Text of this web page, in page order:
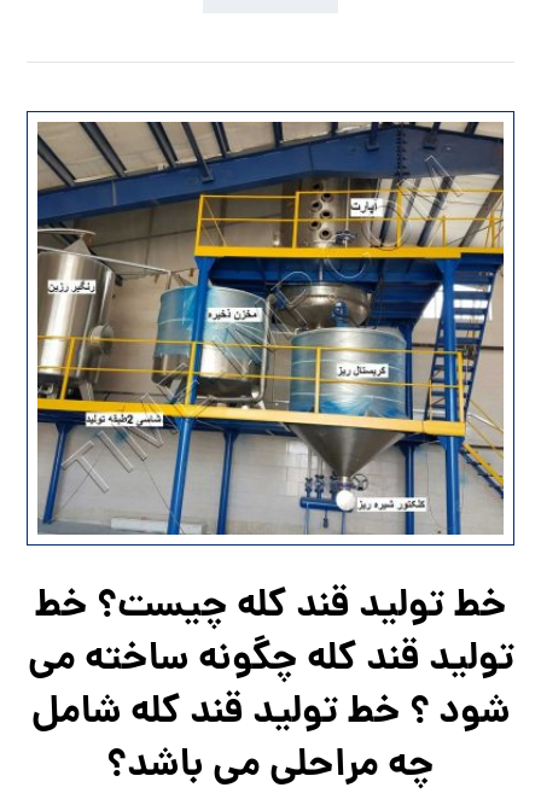
خط تولید قند کله چیست؟ خط
تولید قند کله چگونه ساخته می
شود ؟ خط تولید قند کله شامل
چه مراحلی می باشد؟